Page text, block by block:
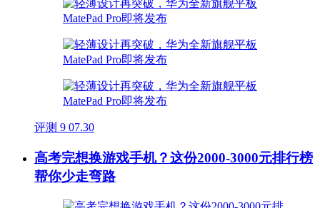
评测 9 07.30
高考完想换游戏手机？这份2000-3000元排行榜
帮你少走弯路